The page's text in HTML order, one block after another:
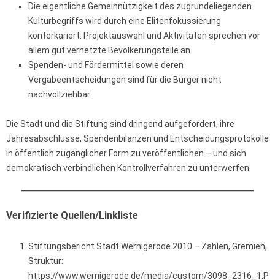
Die eigentliche Gemeinnützigkeit des zugrundeliegenden
Kulturbegriffs wird durch eine Elitenfokussierung
konterkariert: Projektauswahl und Aktivitäten sprechen vor
allem gut vernetzte Bevölkerungsteile an.
Spenden- und Fördermittel sowie deren
Vergabeentscheidungen sind für die Bürger nicht
nachvollziehbar.
Die Stadt und die Stiftung sind dringend aufgefordert, ihre
Jahresabschlüsse, Spendenbilanzen und Entscheidungsprotokolle
in öffentlich zugänglicher Form zu veröffentlichen – und sich
demokratisch verbindlichen Kontrollverfahren zu unterwerfen.
Verifizierte Quellen/Linkliste
Stiftungsbericht Stadt Wernigerode 2010 – Zahlen, Gremien,
Struktur:
https://www.wernigerode.de/media/custom/3098_2316_1.P